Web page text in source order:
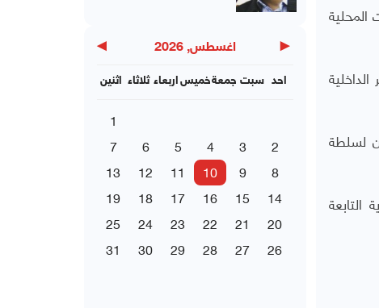
المحلية
لسلطة
التابعة
◀ اغسطس, 2026 ▶
اثنين ثلاثاء اربعاءخميسجمعة سبت احد
1
2
3
4
5
6
7
8
9
10
11
12
13
14
15
16
17
18
19
20
21
22
23
24
25
26
27
28
29
30
31